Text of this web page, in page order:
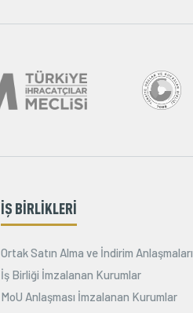
İŞ BİRLİKLERİ
Ortak Satın Alma ve İndirim Anlaşmaları
İş Birliği İmzalanan Kurumlar
MoU Anlaşması İmzalanan Kurumlar